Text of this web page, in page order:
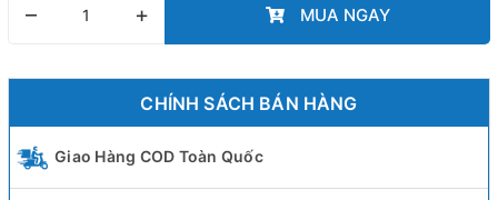
– + MUA NGAY
CHÍNH SÁCH BÁN HÀNG
Giao Hàng COD Toàn Quốc